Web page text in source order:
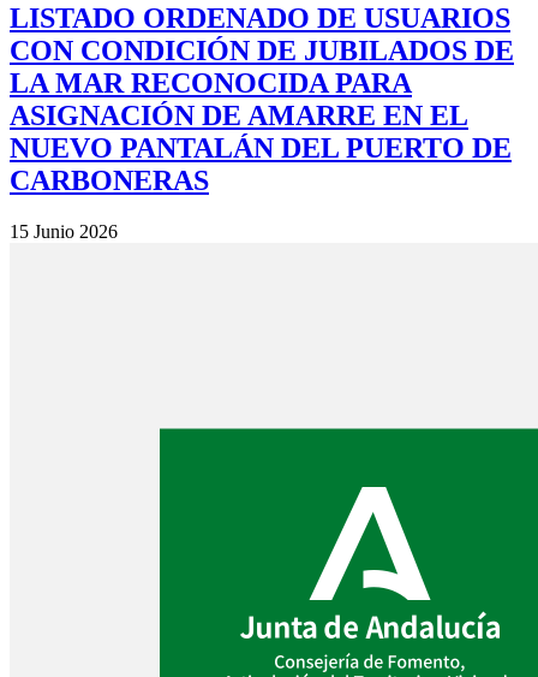
LISTADO ORDENADO DE USUARIOS
CON CONDICIÓN DE JUBILADOS DE
LA MAR RECONOCIDA PARA
ASIGNACIÓN DE AMARRE EN EL
NUEVO PANTALÁN DEL PUERTO DE
CARBONERAS
15 Junio 2026